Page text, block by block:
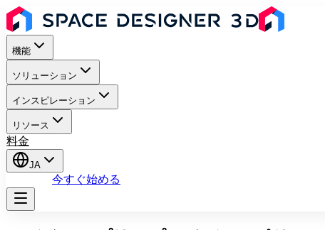
機能
ソリューション
インスピレーション
リソース
料金
JA
今すぐ始める